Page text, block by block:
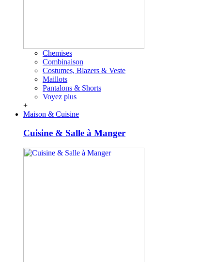
Chemises
Combinaison
Costumes, Blazers & Veste
Maillots
Pantalons & Shorts
Voyez plus
+
Maison & Cuisine
Cuisine & Salle à Manger